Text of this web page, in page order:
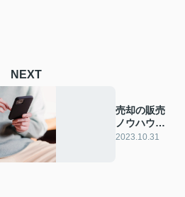
NEXT
売却の販売
ノウハウを
詳しくご紹
2023.10.31